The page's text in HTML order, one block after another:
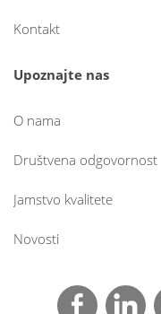
Kontakt
Upoznajte nas
O nama
Društvena odgovornost
Jamstvo kvalitete
Novosti